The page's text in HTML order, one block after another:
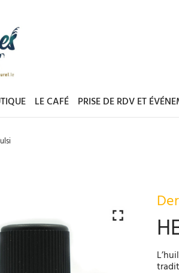
LE CAFÉ PRISE DE RDV ET